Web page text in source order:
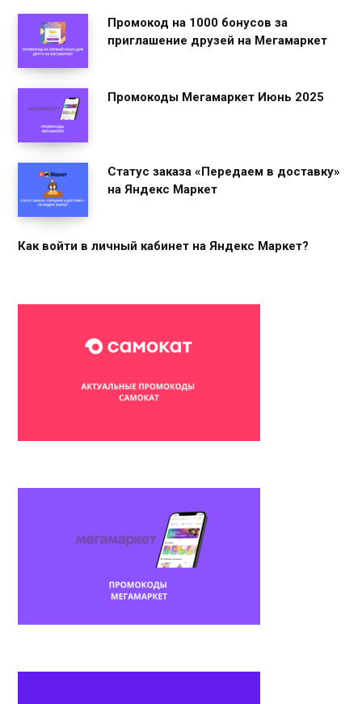
Промокод на 1000 бонусов за
приглашение друзей на Мегамаркет
Промокоды Мегамаркет Июнь 2025
Статус заказа «Передаем в доставку»
на Яндекс Маркет
Как войти в личный кабинет на Яндекс Маркет?